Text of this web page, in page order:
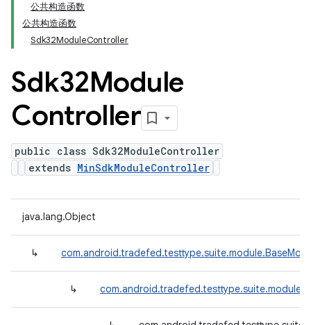
公共构造函数
公共构造函数
Sdk32ModuleController
Sdk32Module
Controller
public class Sdk32ModuleController
extends MinSdkModuleController
java.lang.Object
↳
↳